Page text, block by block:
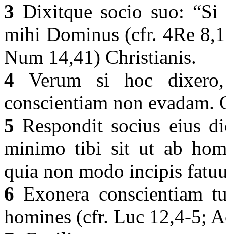
3 Dixitque socio suo: “Si
mihi Dominus (cfr. 4Re
Num 14,41) Christianis.
4 Verum si hoc
conscientiam non
5 Respondit socius eius
minimo tibi sit ut ab
quia non modo incipis
6 Exonera conscientiam
homines (cfr. Luc 12,4-5;